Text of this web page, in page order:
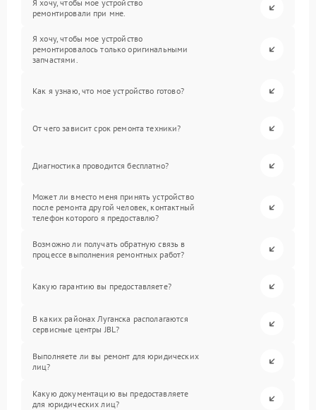
Я хочу, чтобы мое устройство
ремонтировали при мне.
Я хочу, чтобы мое устройство
ремонтировалось только оригинальными
запчастями.
Как я узнаю, что мое устройство готово?
От чего зависит срок ремонта техники?
Диагностика проводится бесплатно?
Может ли вместо меня принять устройство
после ремонта другой человек, контактный
телефон которого я предоставлю?
Возможно ли получать обратную связь в
процессе выполнения ремонтных работ?
Какую гарантию вы предоставляете?
В каких районах Луганска располагаются
сервисные центры JBL?
Выполняете ли вы ремонт для юридических
лиц?
Какую документацию вы предоставляете
для юридических лиц?